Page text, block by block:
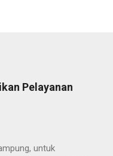
Pelayanan
untuk